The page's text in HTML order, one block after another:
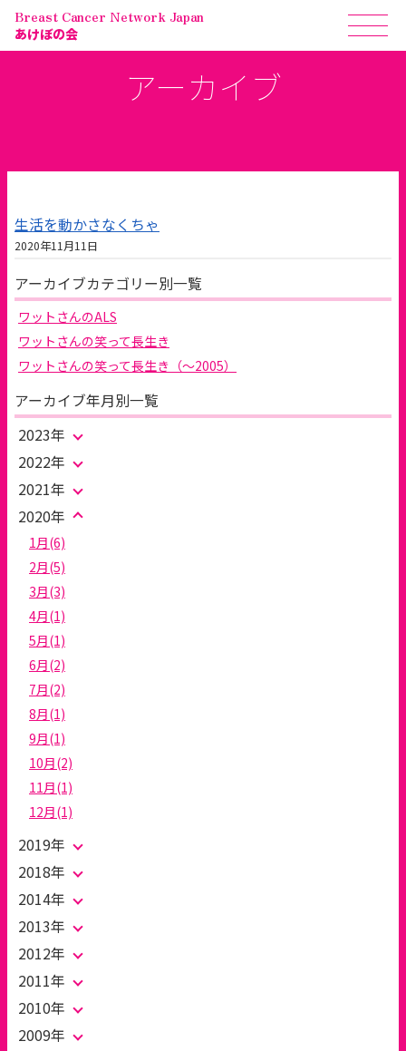
Breast Cancer Network Japan
あけぼの会
アーカイブ
生活を動かさなくちゃ
2020年11月11日
アーカイブカテゴリー別一覧
ワットさんのALS
ワットさんの笑って長生き
ワットさんの笑って長生き（～2005）
アーカイブ年月別一覧
2023年
2022年
2021年
2020年
1月(6)
2月(5)
3月(3)
4月(1)
5月(1)
6月(2)
7月(2)
8月(1)
9月(1)
10月(2)
11月(1)
12月(1)
2019年
2018年
2014年
2013年
2012年
2011年
2010年
2009年